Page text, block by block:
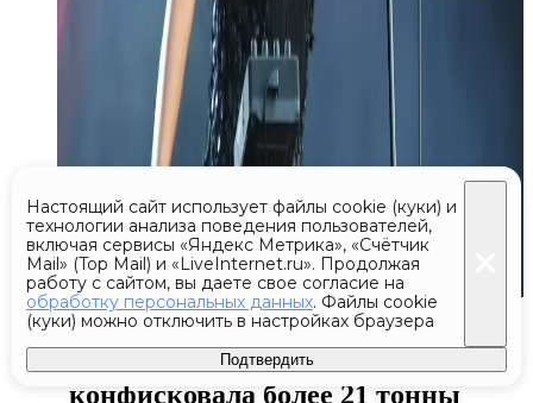
Сегодня 01:42
Полиция Испании и Эквадора
конфисковала более 21 тонны
Настоящий сайт использует файлы cookie (куки) и
технологии анализа поведения пользователей,
включая сервисы «Яндекс Метрика», «Счётчик
Mail» (Top Mail) и «LiveInternet.ru». Продолжая
работу с сайтом, вы даете свое согласие на
обработку персональных данных. Файлы cookie
(куки) можно отключить в настройках браузера
Подтвердить